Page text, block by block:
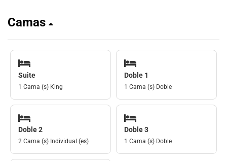
Camas
Suite
1 Cama (s) King
Doble 1
1 Cama (s) Doble
Doble 2
2 Cama (s) Individual (es)
Doble 3
1 Cama (s) Doble